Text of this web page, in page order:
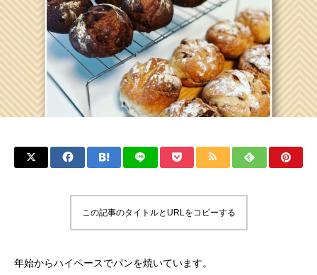
この記事のタイトルとURLをコピーする
年始からハイペースでパンを焼いています。